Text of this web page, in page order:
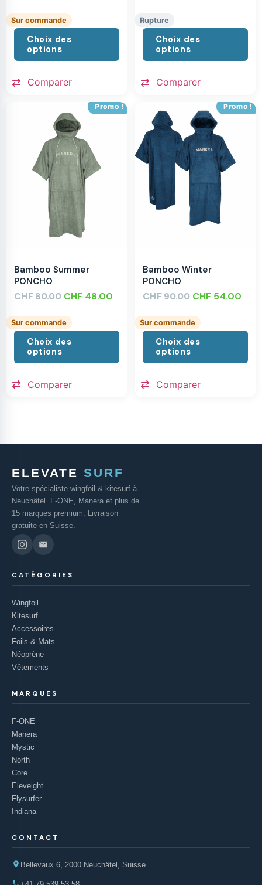
Sur commande
Choix des
options
Comparer
Rupture
Choix des
options
Comparer
Promo !
Bamboo Summer
PONCHO
CHF80.00 CHF 48.00
Sur commande
Choix des
options
Comparer
Promo !
Bamboo Winter
PONCHO
CHF90.00 CHF 54.00
Sur commande
Choix des
options
Comparer
ELEVATE SURF
Votre spécialiste wingfoil & kitesurf à
Neuchâtel. F-ONE, Manera et plus de
15 marques premium. Livraison
gratuite en Suisse.
CATÉGORIES
Wingfoil
Kitesurf
Accessoires
Foils & Mats
Néoprène
Vêtements
MARQUES
F-ONE
Manera
Mystic
North
Core
Eleveight
Flysurfer
Indiana
CONTACT
Bellevaux 6, 2000 Neuchâtel, Suisse